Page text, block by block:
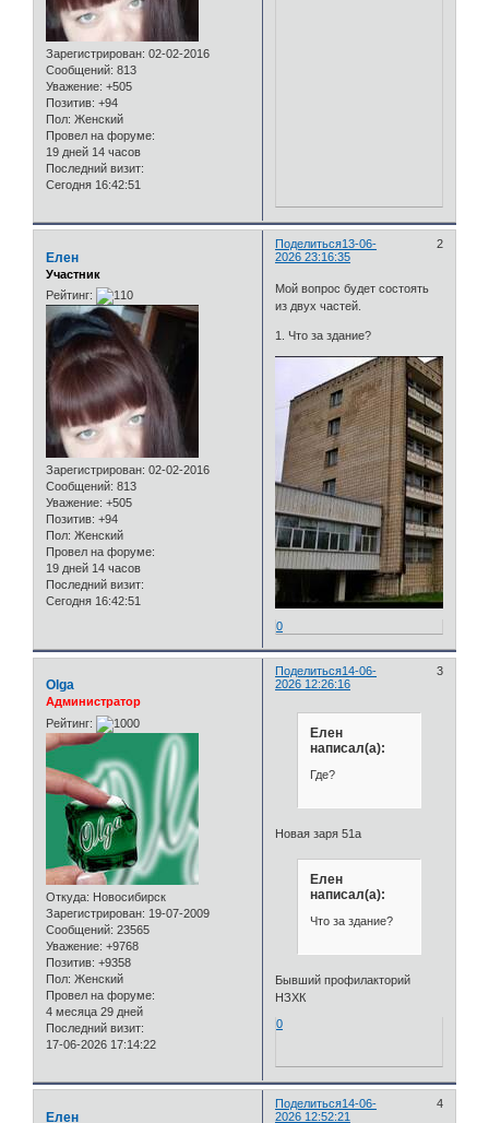
Зарегистрирован: 02-02-2016
Сообщений: 813
Уважение: +505
Позитив: +94
Пол: Женский
Провел на форуме:
19 дней 14 часов
Последний визит:
Сегодня 16:42:51
Поделиться 2
13-06-
2026 23:16:35
Елен
Участник
Рейтинг:
Зарегистрирован: 02-02-2016
Сообщений: 813
Уважение: +505
Позитив: +94
Пол: Женский
Провел на форуме:
19 дней 14 часов
Последний визит:
Сегодня 16:42:51
Мой вопрос будет состоять
из двух частей.
1. Что за здание?
0
Поделиться 3
14-06-
2026 12:26:16
Olga
Администратор
Рейтинг:
Откуда: Новосибирск
Зарегистрирован: 19-07-2009
Сообщений: 23565
Уважение: +9768
Позитив: +9358
Пол: Женский
Провел на форуме:
4 месяца 29 дней
Последний визит:
17-06-2026 17:14:22
Елен
написал(а):
Где?
Новая заря 51а
Елен
написал(а):
Что за здание?
Бывший профилакторий
НЗХК
0
Поделиться 4
14-06-
2026 12:52:21
Елен